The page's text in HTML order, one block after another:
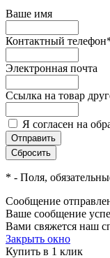
Ваше имя
Контактный телефон
Электронная почта
Ссылка на товар
Я согласен на
* - Поля,
Сообщение
Ваше сообщение
Вами свяжется наш
Закрыть окно
Купить в 1 клик